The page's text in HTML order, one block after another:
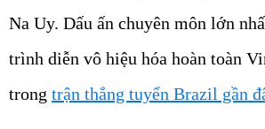
Na Uy. Dấu ấn chuyên môn lớn
trình diễn vô hiệu hóa hoàn toàn
trong trận thắng tuyển Brazil gần